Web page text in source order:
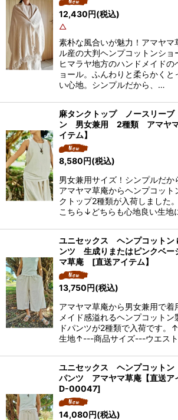
12,430 円(税込)
△
素朴な風合いが魅力！アマヤマ
ル産の大判ヘンプコットンショ
ヒマラヤ地方のハンドメイドの
ョール。ふんわりと柔らかくと
い心地。シンプルだから、…
麻タンクトップ ノースリー
ン 男女兼用 2種類 アマヤ
イテム】
8,580円(税込)
男女兼用サイズ！シンプルだか
アマヤマ草庵からヘンプコット
クトップ2種類が入荷しました
こちら↓どちらも心地良い生地
ユニセックス ヘンプコットン
ンツ 生成りまたはピンクベ
マ草庵 [直送アイテム】
13,750円(税込)
アマヤマ草庵から男女兼用で着
メイド感溢れるヘンプコットン
ドパンツが2種類で入荷です
生地↑---商品サイズ---ウエス
ユニセックス ヘンプコット
パンツ アマヤマ草庵【直送ア
D-00047]
14,080円(税込)